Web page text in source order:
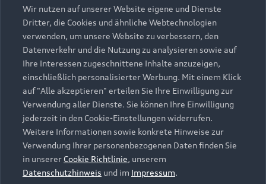
Elektromodelle
Plug-in-Hybride
Neuwagensuche
Gebrauchtwagensuche
Gebrauchtwagen
Finanzierung
Aktionen & Angebote
Geschäftskunden
Saisonale Angebote
Audi Services
Garantie
Audi digital services
myAudi
Support
Kundenservice
Händlersuche
Audi Code
Häufige Fragen (FAQ)
Audi Online Beratung
Über Audi
Unternehmen
Karriere
Investor Relations
Presse & Media Center
© 2026 AUDI AG. Alle Rechte vorbehalten
Wir nutzen auf unserer Website eigene und Dienste
Dritter, die Cookies und ähnliche Webtechnologien
verwenden, um unsere Website zu verbessern, den
Datenverkehr und die Nutzung zu analysieren sowie auf
Ihre Interessen zugeschnittene Inhalte anzuzeigen,
einschließlich personalisierter Werbung. Mit einem Klick
auf "Alle akzeptieren" erteilen Sie Ihre Einwilligung zur
Verwendung aller Dienste. Sie können Ihre Einwilligung
jederzeit in den Cookie-Einstellungen widerrufen.
Weitere Informationen sowie konkrete Hinweise zur
Verwendung Ihrer personenbezogenen Daten finden Sie
in unserer Cookie Richtlinie, unserem
Datenschutzhinweis und im Impressum.